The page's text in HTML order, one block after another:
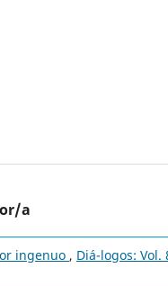
a
ingenuo , Diá-logos: Vol.